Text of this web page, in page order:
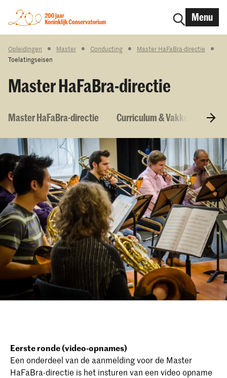
Menu
Opleidingen Master Conducting
Master HaFaBra-directie
Toelatingseisen
Master HaFaBra-directie
Master HaFaBra-directie Curriculum & Vakken
Eerste ronde (video-opnames)
Een onderdeel van de aanmelding voor de Master
HaFaBra-directie is het insturen van een video opname